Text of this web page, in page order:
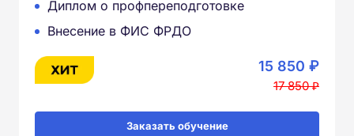
Диплом о профпереподготовке
Внесение в ФИС ФРДО
15 850 ₽
17 850 ₽
Заказать обучение